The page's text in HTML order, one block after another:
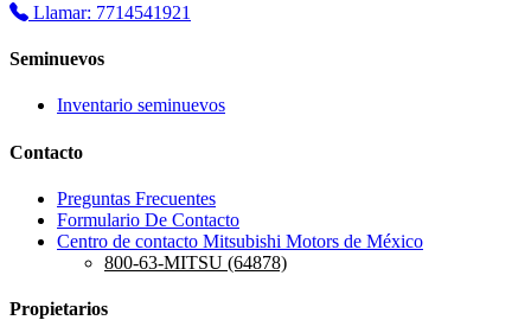
Llamar: 7714541921
Seminuevos
Inventario seminuevos
Contacto
Preguntas Frecuentes
Formulario De Contacto
Centro de contacto Mitsubishi Motors de México
800-63-MITSU (64878)
Propietarios